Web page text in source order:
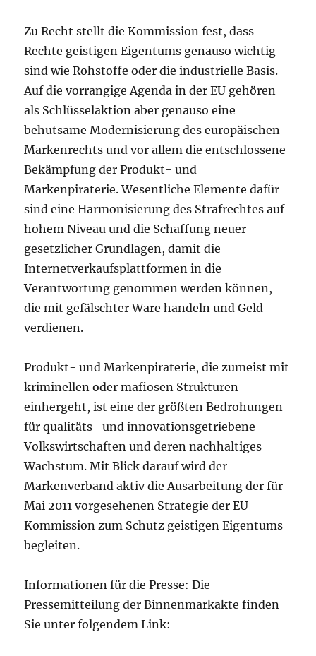
Zu Recht stellt die Kommission fest, dass
Rechte geistigen Eigentums genauso wichtig
sind wie Rohstoffe oder die industrielle Basis.
Auf die vorrangige Agenda in der EU gehören
als Schlüsselaktion aber genauso eine
behutsame Modernisierung des europäischen
Markenrechts und vor allem die entschlossene
Bekämpfung der Produkt- und
Markenpiraterie. Wesentliche Elemente dafür
sind eine Harmonisierung des Strafrechtes auf
hohem Niveau und die Schaffung neuer
gesetzlicher Grundlagen, damit die
Internetverkaufsplattformen in die
Verantwortung genommen werden können,
die mit gefälschter Ware handeln und Geld
verdienen.
Produkt- und Markenpiraterie, die zumeist mit
kriminellen oder mafiosen Strukturen
einhergeht, ist eine der größten Bedrohungen
für qualitäts- und innovationsgetriebene
Volkswirtschaften und deren nachhaltiges
Wachstum. Mit Blick darauf wird der
Markenverband aktiv die Ausarbeitung der für
Mai 2011 vorgesehenen Strategie der EU-
Kommission zum Schutz geistigen Eigentums
begleiten.
Informationen für die Presse: Die
Pressemitteilung der Binnenmarkakte finden
Sie unter folgendem Link: